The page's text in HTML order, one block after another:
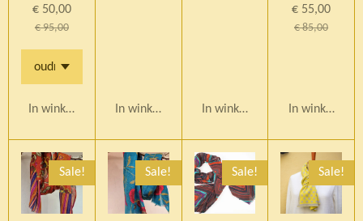
€ 50,00
€ 95,00
In winkelwagen In winkelwagen In winkelwagen
€ 55,00
€ 85,00
In
Sale! Sale! Sale! Sale!